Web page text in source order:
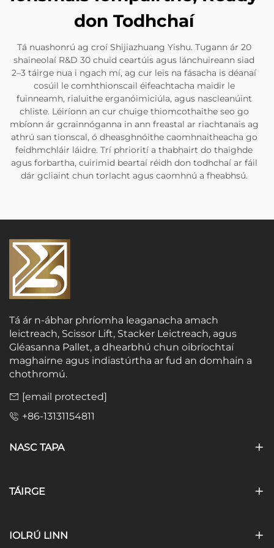
don Todhchaí
Tá nuashonrú ag croí Shijiazhuang Yishu. Tugann ár 20
shaineolaí R&D 30 chuid ceartúis agus lánchuireann siad
2–3 táirge nua i ngach mí, ag cur leis na fásacha is déanaí
cosúil le comhthionscail éifeachtacha maidir le
fuinneamh, rialuithe erganóimiciúla, agus nascleanúint
chliste. Léiríonn an cur chuige thiomcothaithe seo go
mbíonn ár gcrainnóganna in ann freastal ar riachtanais ag
athrú san tionscal, ó dheasghnóithe caomhnaitheacha go
feidhmchláir láidre. Trí phriorití a thabhairt do thaighde
agus forbartha, cuirimid beartaí réidh don todhchaí ar fáil
dár gcliaint chun torlacht agus caomhnú a fheabhsú.
Tá ár n-ábhar phríomha leaganacha amach
leictreach, Scissor Lift, Stacker Leictreach, agus
Gléasanna Pallet, a dhearbhú chun oibríochtaí
maghairne agus indiastúrtha ar fud an domhain a
chothromú.
[email protected]
+86-13131154811
NASC TAPA
TÁIRGE
IOLRÚ LINN